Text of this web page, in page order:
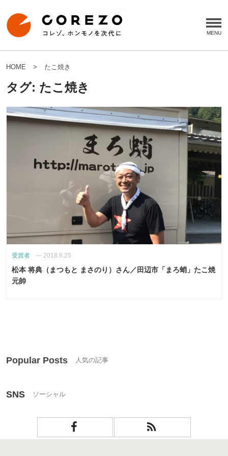
HOME たこ焼き
タグ: たこ焼き
受賞者 — 2018.8.25
松本 将典（まつもと まさのり）さん／田辺市「まろ蛸」たこ焼
元帥
Popular Posts
SNS